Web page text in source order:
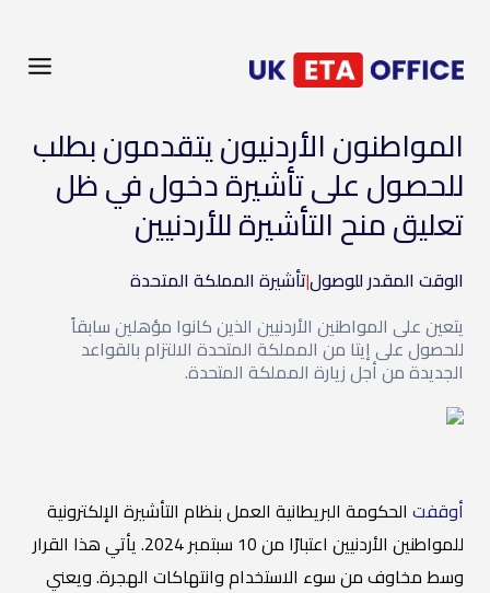
المواطنون الأردنيون يتقدمون بطلب
للحصول على تأشيرة دخول في ظل
تعليق منح التأشيرة للأردنيين
الوقت المقدر للوصول|تأشيرة المملكة المتحدة
يتعين على المواطنين الأردنيين الذين كانوا مؤهلين سابقاً
للحصول على إيتا من المملكة المتحدة الالتزام بالقواعد
الجديدة من أجل زيارة المملكة المتحدة.
أوقفت الحكومة البريطانية العمل بنظام التأشيرة الإلكترونية
للمواطنين الأردنيين اعتبارًا من 10 سبتمبر 2024. يأتي هذا القرار
وسط مخاوف من سوء الاستخدام وانتهاكات الهجرة. ويعني